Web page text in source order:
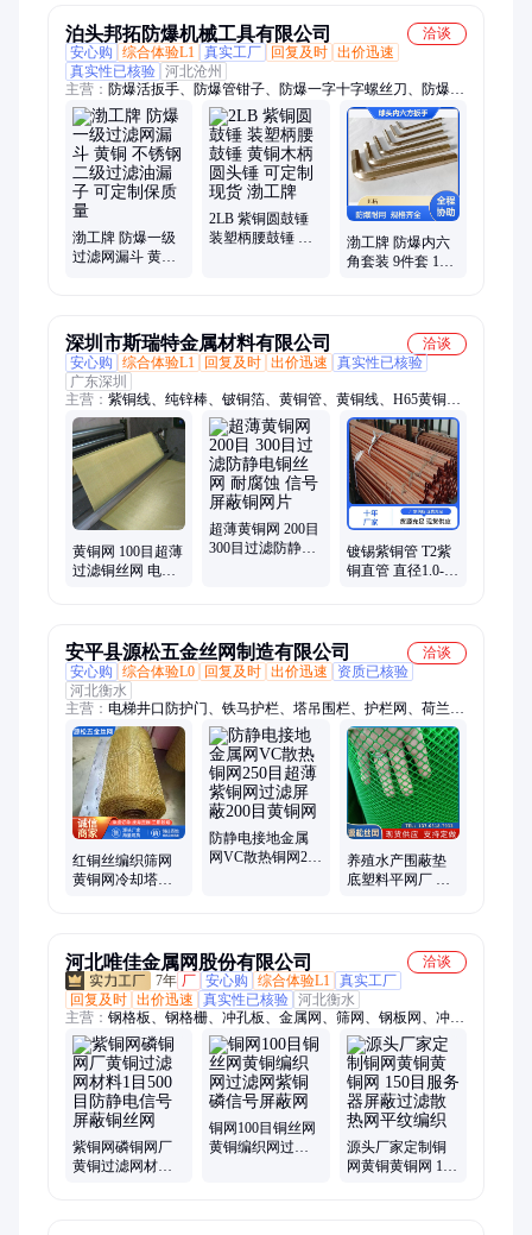
泊头邦拓防爆机械工具有限公司
洽谈
安心购
综合体验L1 真实工厂 回复及时 出价迅速
真实性已核验 河北沧州
主营： 防爆活扳手、防爆管钳子、防爆一字十字螺丝刀、防爆手
拉葫芦、防爆组合套工具、钢制特种工具、不锈钢工具、防爆成
套套筒扳手、钢制敲击梅花扳手、防爆铜扁铲、防爆泥子刀铲
刀、防爆开桶器、钢制敲击开口扳手、铝制油桶、防爆拔轮器及
耙子、钛合金工具、无磁排爆工具组套
渤工牌 防爆一级
过滤网漏斗 黄铜
2LB 紫铜圆鼓锤
装塑柄腰鼓锤 黄
渤工牌 防爆内六
角套装 9件套 11
深圳市斯瑞特金属材料有限公司
洽谈
安心购
综合体验L1 回复及时 出价迅速
真实性已核验
广东深圳
主营： 紫铜线、纯锌棒、铍铜箔、黄铜管、黄铜线、H65黄铜
板、黄铜棒加工、H65黄铜管、紫铜带、白铜箔、铍铜带、钨铜
板、磷铜丝、T2紫铜板加工、C7701白铜板、C17200铍铜板、无
氧铜板、特硬不锈钢带、铜垫片加工、C5191磷铜板、316不锈钢
板、镜面铜板、301不锈钢带、7075铝棒
黄铜网 100目超薄
过滤铜丝网 电磁
超薄黄铜网 200目
300目过滤防静电
镀锡紫铜管 T2紫
铜直管 直径1.0-
安平县源松五金丝网制造有限公司
洽谈
安心购
综合体验L0 回复及时 出价迅速
资质已核验
河北衡水
主营： 电梯井口防护门、铁马护栏、塔吊围栏、护栏网、荷兰
网、电焊网、防暴阻隔网、六角网、基坑护栏网、勾花网、石笼
网、塑料平网、尼龙网、冲孔网、钢板网、轧花网、不锈钢网、
矿用支护网片、刀片刺网、钢筋网片、镀锌美格网、网格布、金
刚网、钢格板
红铜丝编织筛网
黄铜网冷却塔过
防静电接地金属
网VC散热铜网250
养殖水产围蔽垫
底塑料平网厂 养
河北唯佳金属网股份有限公司
洽谈
7年 厂 安心购 综合体验L1 真实工厂
回复及时 出价迅速 真实性已核验 河北衡水
主营： 钢格板、钢格栅、冲孔板、金属网、筛网、钢板网、冲孔
网、菱形网、龟甲网、张拉网、扩张网、圆孔筛网、圆孔过滤
网、穿孔板、球立柱、球型栏杆、钢格栅板、异型钢格板、热镀
锌钢格板、不锈钢格栅板、齿形格栅板、插接钢格栅、排水沟盖
板、踏步板、热镀锌钢格栅
紫铜网磷铜网厂
黄铜过滤网材料1
铜网100目铜丝网
黄铜编织网过滤
源头厂家定制铜
网黄铜黄铜网 150